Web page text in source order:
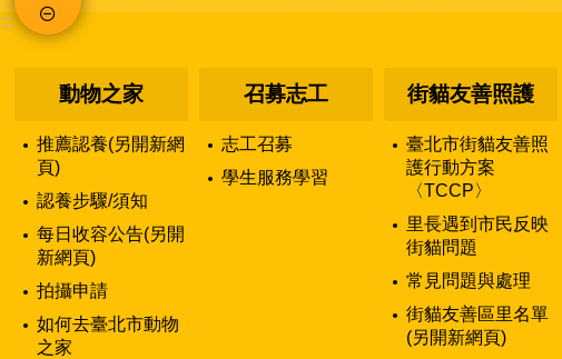
:::
動物之家
推薦認養(另開新網
頁)
認養步驟/須知
每日收容公告(另開
新網頁)
拍攝申請
如何去臺北市動物
之家
召募志工
志工召募
學生服務學習
街貓友善照護
臺北市街貓友善照
護行動方案
〈TCCP〉
里長遇到市民反映
街貓問題
常見問題與處理
街貓友善區里名單
(另開新網頁)